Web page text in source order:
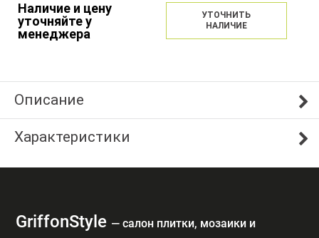
Наличие и цену
уточняйте у
менеджера
УТОЧНИТЬ
НАЛИЧИЕ
Описание
Характеристики
GriffonStyle — cалон плитки, мозаики и